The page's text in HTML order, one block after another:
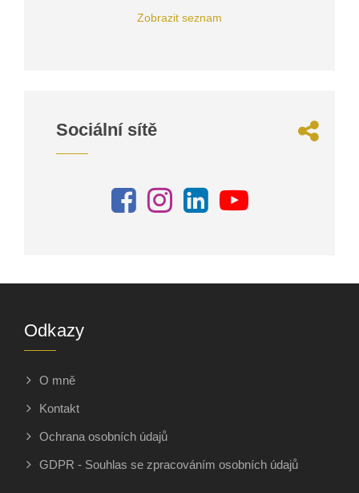
Zobrazit seznam
Sociální sítě
Odkazy
O mně
Kontakt
Ochrana osobních údajů
GDPR - Souhlas se zpracováním osobních údajů